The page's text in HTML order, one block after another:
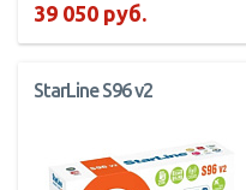
39 050 руб.
StarLine S96 v2